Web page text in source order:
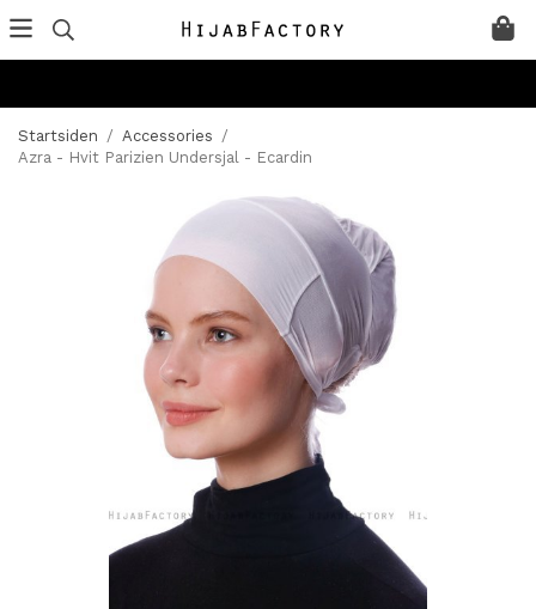
Startsiden / Accessories /
Azra - Hvit Parizien Undersjal - Ecardin